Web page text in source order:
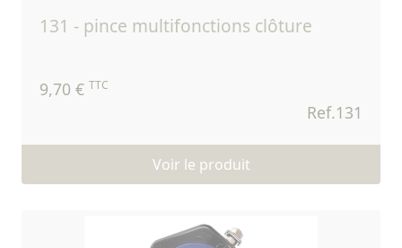
131 - pince multifonctions clôture
9,70 € TTC
Ref.131
Voir le produit